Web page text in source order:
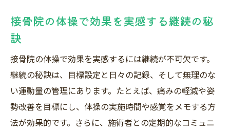
理由
ント
接骨院体操の効果を上げる生活リズムの整
え方
接骨院体操で心身のバランスを整える
接骨院の体操で効果を実感する継続の秘
訣
接骨院の体操で効果を実感するには継続が不可欠です。
継続の秘訣は、目標設定と日々の記録、そして無理のな
い運動量の管理にあります。たとえば、痛みの軽減や姿
勢改善を目標にし、体操の実施時間や感覚をメモする方
法が効果的です。さらに、施術者との定期的なコミュニ